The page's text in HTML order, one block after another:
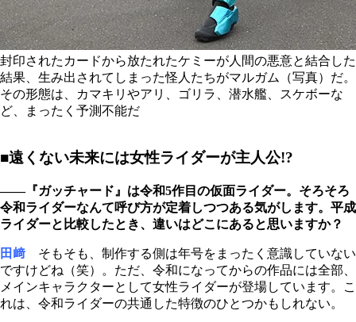
封印されたカードから放たれたケミーが人間の悪意と結合した
結果、生み出されてしまった怪人たちがマルガム（写真）だ。
その形態は、カマキリやアリ、ゴリラ、潜水艦、スケボーな
ど、まったく予測不能だ
■遠くない未来には女性ライダーが主人公!?
――『ガッチャード』は令和5作目の仮面ライダー。そろそろ
令和ライダーなんて呼び方が定着しつつある気がします。平成
ライダーと比較したとき、違いはどこにあると思いますか？
田﨑 そもそも、制作する側は年号をまったく意識していない
ですけどね（笑）。ただ、令和になってからの作品には全部、
メインキャラクターとして女性ライダーが登場しています。こ
れは、令和ライダーの共通した特徴のひとつかもしれない。